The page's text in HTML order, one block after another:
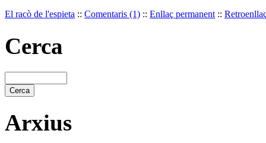
El racò de l'espieta :: Comentaris (1) :: Enllaç permanent ::
Cerca
Arxius